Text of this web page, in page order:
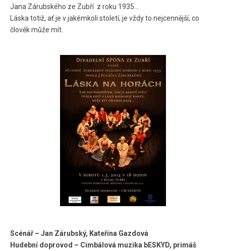
Jana Zárubského ze Zubří z roku 1935…
Láska totiž, ať je v jakémkoli století, je vždy to nejcennější, co
člověk může mít.
Scénář – Jan Zárubský, Kateřina Gazdová
Hudební doprovod – Cimbálová muzika bESKYD, primáš